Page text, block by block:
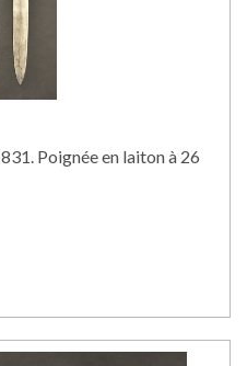
Poignée en laiton à 26